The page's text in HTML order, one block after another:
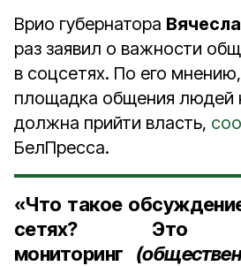
Врио губернатора
раз заявил о важности
в соцсетях. По его
площадка общения людей
должна прийти власть,
БелПресса.
«Что такое
сетях? Это
мониторинг